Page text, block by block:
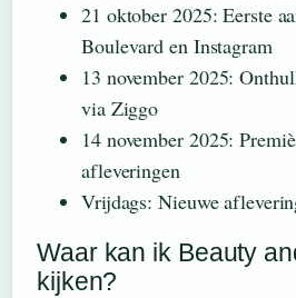
21 oktober 2025: Eerste
Boulevard en Instagram
13 november 2025:
via Ziggo
14 november 2025:
afleveringen
Vrijdags: Nieuwe
Waar kan ik Beauty
kijken?